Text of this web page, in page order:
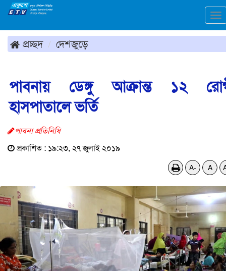
প্রচ্ছদ দেশজুড়ে
পাবনায় ডেঙ্গু আক্রান্ত ১২
হাসপাতালে ভর্তি
পাবনা প্রতিনিধি
প্রকাশিত : ১৯:২৩, ২৭ জুলাই ২০১৯
A- A